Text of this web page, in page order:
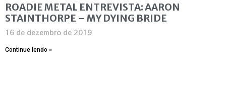
ROADIE METAL ENTREVISTA: AARON
STAINTHORPE – MY DYING BRIDE
16 de dezembro de 2019
Continue lendo »